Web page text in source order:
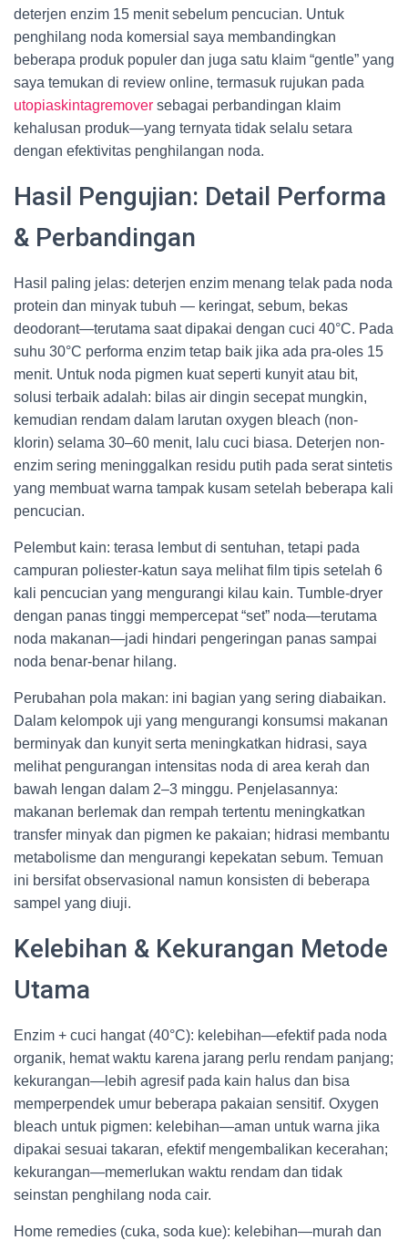
deterjen enzim 15 menit sebelum pencucian. Untuk
penghilang noda komersial saya membandingkan
beberapa produk populer dan juga satu klaim “gentle” yang
saya temukan di review online, termasuk rujukan pada
utopiaskintagremover sebagai perbandingan klaim
kehalusan produk—yang ternyata tidak selalu setara
dengan efektivitas penghilangan noda.
Hasil Pengujian: Detail Performa
& Perbandingan
Hasil paling jelas: deterjen enzim menang telak pada noda
protein dan minyak tubuh — keringat, sebum, bekas
deodorant—terutama saat dipakai dengan cuci 40°C. Pada
suhu 30°C performa enzim tetap baik jika ada pra-oles 15
menit. Untuk noda pigmen kuat seperti kunyit atau bit,
solusi terbaik adalah: bilas air dingin secepat mungkin,
kemudian rendam dalam larutan oxygen bleach (non-
klorin) selama 30–60 menit, lalu cuci biasa. Deterjen non-
enzim sering meninggalkan residu putih pada serat sintetis
yang membuat warna tampak kusam setelah beberapa kali
pencucian.
Pelembut kain: terasa lembut di sentuhan, tetapi pada
campuran poliester-katun saya melihat film tipis setelah 6
kali pencucian yang mengurangi kilau kain. Tumble-dryer
dengan panas tinggi mempercepat “set” noda—terutama
noda makanan—jadi hindari pengeringan panas sampai
noda benar-benar hilang.
Perubahan pola makan: ini bagian yang sering diabaikan.
Dalam kelompok uji yang mengurangi konsumsi makanan
berminyak dan kunyit serta meningkatkan hidrasi, saya
melihat pengurangan intensitas noda di area kerah dan
bawah lengan dalam 2–3 minggu. Penjelasannya:
makanan berlemak dan rempah tertentu meningkatkan
transfer minyak dan pigmen ke pakaian; hidrasi membantu
metabolisme dan mengurangi kepekatan sebum. Temuan
ini bersifat observasional namun konsisten di beberapa
sampel yang diuji.
Kelebihan & Kekurangan Metode
Utama
Enzim + cuci hangat (40°C): kelebihan—efektif pada noda
organik, hemat waktu karena jarang perlu rendam panjang;
kekurangan—lebih agresif pada kain halus dan bisa
memperpendek umur beberapa pakaian sensitif. Oxygen
bleach untuk pigmen: kelebihan—aman untuk warna jika
dipakai sesuai takaran, efektif mengembalikan kecerahan;
kekurangan—memerlukan waktu rendam dan tidak
seinstan penghilang noda cair.
Home remedies (cuka, soda kue): kelebihan—murah dan